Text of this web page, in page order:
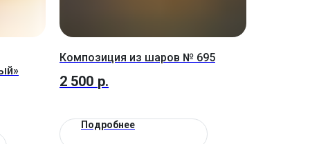
Композиция из шаров № 695
2 500 р.
Подробнее